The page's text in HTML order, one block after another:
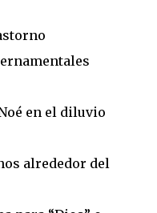
en el diluvio
alrededor del